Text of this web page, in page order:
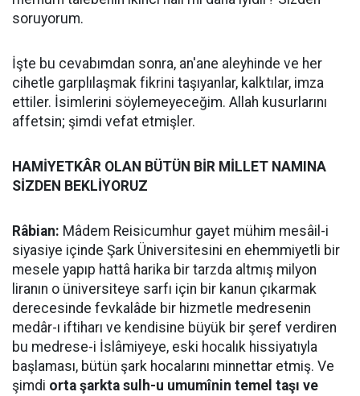
soruyorum.
İşte bu cevabımdan sonra, an'ane aleyhinde ve her
cihetle garplılaşmak fikrini taşıyanlar, kalktılar, imza
ettiler. İsimlerini söylemeyeceğim. Allah kusurlarını
affetsin; şimdi vefat etmişler.
HAMİYETKÂR OLAN BÜTÜN BİR MİLLET NAMINA
SİZDEN BEKLİYORUZ
Râbian: Mâdem Reisicumhur gayet mühim mesâil-i
siyasiye içinde Şark Üniversitesini en ehemmiyetli bir
mesele yapıp hattâ harika bir tarzda altmış milyon
liranın o üniversiteye sarfı için bir kanun çıkarmak
derecesinde fevkalâde bir hizmetle medresenin
medâr-ı iftiharı ve kendisine büyük bir şeref verdiren
bu medrese-i İslâmiyeye, eski hocalık hissiyatıyla
başlaması, bütün şark hocalarını minnettar etmiş. Ve
şimdi orta şarkta sulh-u umumînin temel taşı ve